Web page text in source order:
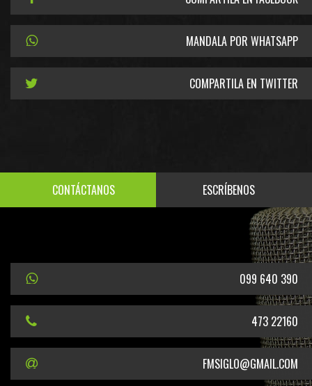
MANDALA POR WHATSAPP
COMPARTILA EN TWITTER
CONTÁCTANOS ESCRÍBENOS
099 640 390
473 22160
FMSIGLO@GMAIL.COM